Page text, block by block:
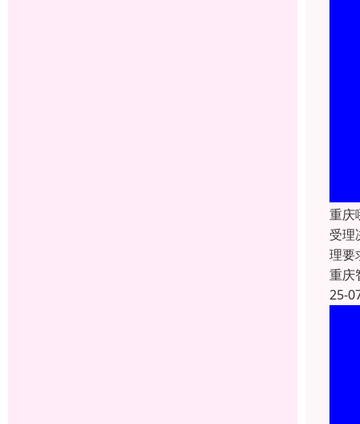
重庆
受理
理要
重庆
25-